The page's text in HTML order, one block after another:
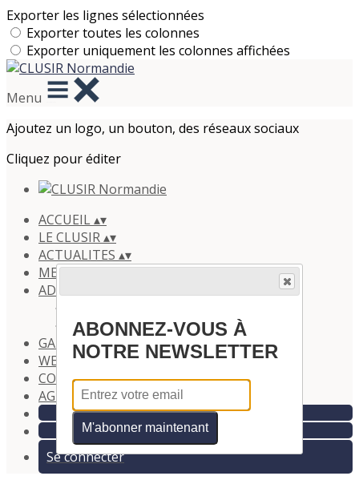
Exporter les lignes sélectionnées
Exporter toutes les colonnes
Exporter uniquement les colonnes affichées
Menu
Ajoutez un logo, un bouton, des réseaux sociaux
Cliquez pour éditer
ACCUEIL▴▾
LE CLUSIR▴▾
ACTUALITES ▴▾
MEMBRES▴▾
ADHERER
Adhérer / Renouveller
GALERIE▴▾
WEBINAIRES ▴▾
CONTACT▴▾
AGENDA▴▾
Se connecter
ABONNEZ-VOUS À
NOTRE NEWSLETTER
M'abonner maintenant